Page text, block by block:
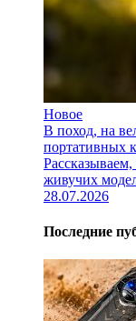
Новое
В поход, на
портативных
живучих
28.07.2026
Последние